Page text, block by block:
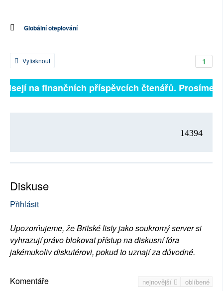
Globální oteplování
1
Vytisknout
na finančních příspěvcích čtenářů. Prosíme,
14394
Diskuse
Přihlásit
Upozorňujeme, že Britské listy jako soukromý server si
vyhrazují právo blokovat přístup na diskusní fóra
jakémukoliv diskutérovi, pokud to uznají za důvodné.
nejnovější oblíbené
Komentáře